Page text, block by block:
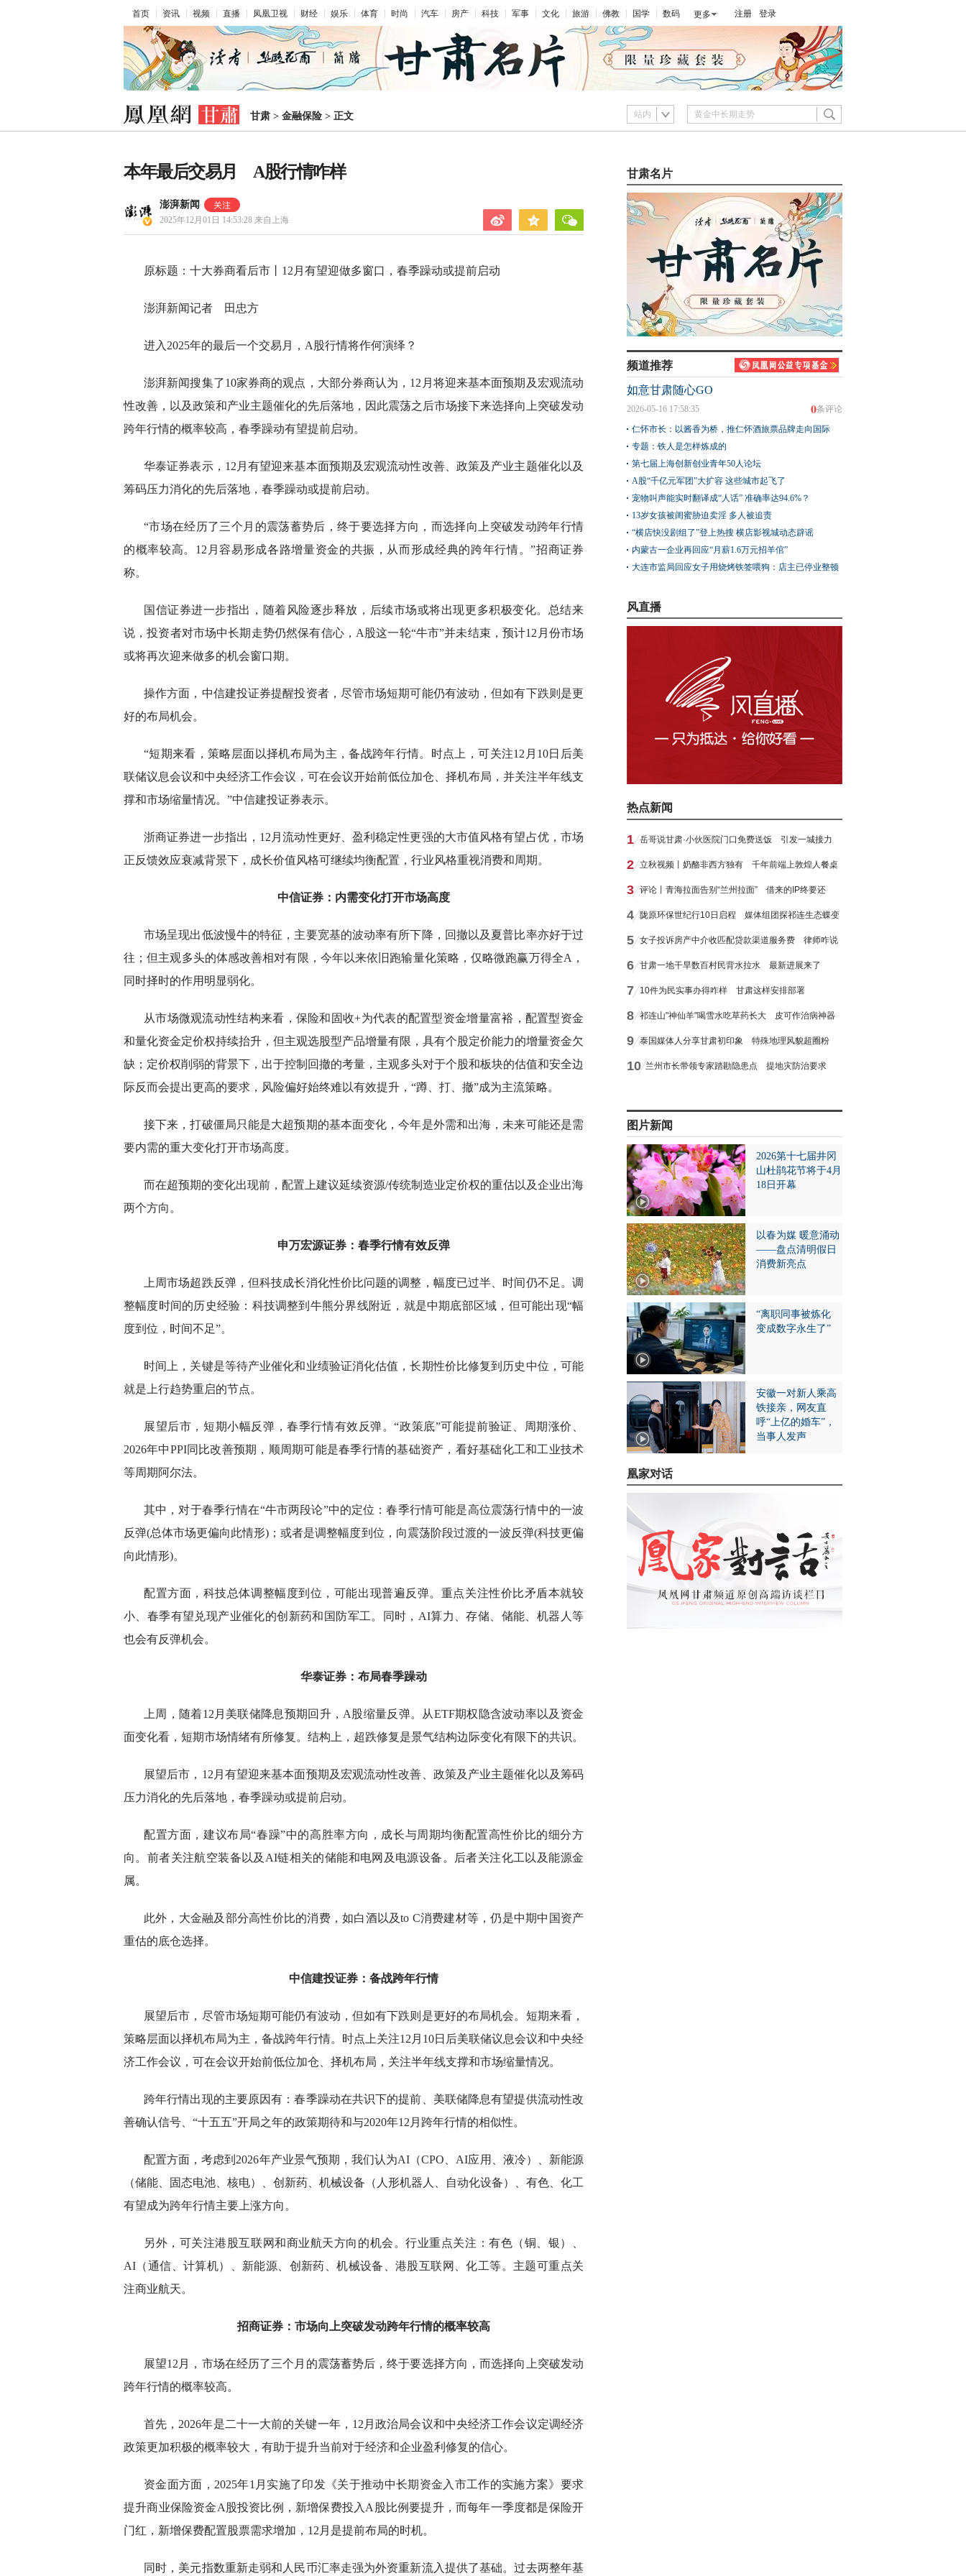
首页 资讯 视频 直播 凤凰卫视 财经 娱乐 体育 时尚 汽车 房产 科技 军事 文化 旅游 佛教 国学 数码 更多 注册 登录
甘肃 > 金融保险 > 正文 站内
本年最后交易月 A股行情咋样
澎湃新闻
2025年12月01日 14:53:28 来自上海
原标题：十大券商看后市丨12月有望迎做多窗口，春季躁动或提前启动
澎湃新闻记者 田忠方
进入2025年的最后一个交易月，A股行情将作何演绎？
澎湃新闻搜集了10家券商的观点，大部分券商认为，12月将迎来基本面预期及宏观流动
性改善，以及政策和产业主题催化的先后落地，因此震荡之后市场接下来选择向上突破发动
跨年行情的概率较高，春季躁动有望提前启动。
华泰证券表示，12月有望迎来基本面预期及宏观流动性改善、政策及产业主题催化以及
筹码压力消化的先后落地，春季躁动或提前启动。
“市场在经历了三个月的震荡蓄势后，终于要选择方向，而选择向上突破发动跨年行情
的概率较高。12月容易形成各路增量资金的共振，从而形成经典的跨年行情。”招商证券
称。
国信证券进一步指出，随着风险逐步释放，后续市场或将出现更多积极变化。总结来
说，投资者对市场中长期走势仍然保有信心，A股这一轮“牛市”并未结束，预计12月份市场
或将再次迎来做多的机会窗口期。
操作方面，中信建投证券提醒投资者，尽管市场短期可能仍有波动，但如有下跌则是更
好的布局机会。
“短期来看，策略层面以择机布局为主，备战跨年行情。时点上，可关注12月10日后美
联储议息会议和中央经济工作会议，可在会议开始前低位加仓、择机布局，并关注半年线支
撑和市场缩量情况。”中信建投证券表示。
浙商证券进一步指出，12月流动性更好、盈利稳定性更强的大市值风格有望占优，市场
正反馈效应衰减背景下，成长价值风格可继续均衡配置，行业风格重视消费和周期。
中信证券：内需变化打开市场高度
市场呈现出低波慢牛的特征，主要宽基的波动率有所下降，回撤以及夏普比率亦好于过
往；但主观多头的体感改善相对有限，今年以来依旧跑输量化策略，仅略微跑赢万得全A，
同时择时的作用明显弱化。
从市场微观流动性结构来看，保险和固收+为代表的配置型资金增量富裕，配置型资金
和量化资金定价权持续抬升，但主观选股型产品增量有限，具有个股定价能力的增量资金欠
缺；定价权削弱的背景下，出于控制回撤的考量，主观多头对于个股和板块的估值和安全边
际反而会提出更高的要求，风险偏好始终难以有效提升，“蹲、打、撤”成为主流策略。
接下来，打破僵局只能是大超预期的基本面变化，今年是外需和出海，未来可能还是需
要内需的重大变化打开市场高度。
而在超预期的变化出现前，配置上建议延续资源/传统制造业定价权的重估以及企业出海
两个方向。
申万宏源证券： 春季行情有效反弹
上周市场超跌反弹，但科技成长消化性价比问题的调整，幅度已过半、时间仍不足。调
整幅度时间的历史经验：科技调整到牛熊分界线附近，就是中期底部区域，但可能出现“幅
度到位，时间不足”。
时间上，关键是等待产业催化和业绩验证消化估值，长期性价比修复到历史中位，可能
就是上行趋势重启的节点。
展望后市，短期小幅反弹，春季行情有效反弹。“政策底”可能提前验证、周期涨价、
2026年中PPI同比改善预期，顺周期可能是春季行情的基础资产，看好基础化工和工业技术
等周期阿尔法。
其中，对于春季行情在“牛市两段论”中的定位：春季行情可能是高位震荡行情中的一波
反弹(总体市场更偏向此情形)；或者是调整幅度到位，向震荡阶段过渡的一波反弹(科技更偏
向此情形)。
配置方面，科技总体调整幅度到位，可能出现普遍反弹。重点关注性价比矛盾本就较
小、春季有望兑现产业催化的创新药和国防军工。同时，AI算力、存储、储能、机器人等
也会有反弹机会。
华泰证券：布局春季躁动
上周，随着12月美联储降息预期回升，A股缩量反弹。从ETF期权隐含波动率以及资金
面变化看，短期市场情绪有所修复。结构上，超跌修复是景气结构边际变化有限下的共识。
展望后市，12月有望迎来基本面预期及宏观流动性改善、政策及产业主题催化以及筹码
压力消化的先后落地，春季躁动或提前启动。
配置方面，建议布局“春躁”中的高胜率方向，成长与周期均衡配置高性价比的细分方
向。前者关注航空装备以及AI链相关的储能和电网及电源设备。后者关注化工以及能源金
属。
此外，大金融及部分高性价比的消费，如白酒以及to C消费建材等，仍是中期中国资产
重估的底仓选择。
中信建投证券 ：备战跨年行情
展望后市，尽管市场短期可能仍有波动，但如有下跌则是更好的布局机会。短期来看，
策略层面以择机布局为主，备战跨年行情。时点上关注12月10日后美联储议息会议和中央经
济工作会议，可在会议开始前低位加仓、择机布局，关注半年线支撑和市场缩量情况。
跨年行情出现的主要原因有：春季躁动在共识下的提前、美联储降息有望提供流动性改
善确认信号、“十五五”开局之年的政策期待和与2020年12月跨年行情的相似性。
配置方面，考虑到2026年产业景气预期，我们认为AI（CPO、AI应用、液冷）、新能源
（储能、固态电池、核电）、创新药、机械设备（人形机器人、自动化设备）、有色、化工
有望成为跨年行情主要上涨方向。
另外，可关注港股互联网和商业航天方向的机会。行业重点关注：有色（铜、银）、
AI（通信、计算机）、新能源、创新药、机械设备、港股互联网、化工等。主题可重点关
注商业航天。
招商证券：市场向上突破发动跨年行情的概率较高
展望12月，市场在经历了三个月的震荡蓄势后，终于要选择方向，而选择向上突破发动
跨年行情的概率较高。
首先，2026年是二十一大前的关键一年，12月政治局会议和中央经济工作会议定调经济
政策更加积极的概率较大，有助于提升当前对于经济和企业盈利修复的信心。
资金面方面，2025年1月实施了印发《关于推动中长期资金入市工作的实施方案》要求
提升商业保险资金A股投资比例，新增保费投入A股比例要提升，而每年一季度都是保险开
门红，新增保费配置股票需求增加，12月是提前布局的时机。
同时，美元指数重新走弱和人民币汇率走强为外资重新流入提供了基础。过去两整年基
甘肃名片
频道推荐
如意甘肃随心GO
0条评论
2026-05-16 17:58:35
仁怀市长：以酱香为桥，推仁怀酒旅票品牌走向国际
专题：铁人是怎样炼成的
第七届上海创新创业青年50人论坛
A股“千亿元军团”大扩容 这些城市起飞了
宠物叫声能实时翻译成“人话” 准确率达94.6%？
13岁女孩被闺蜜胁迫卖淫 多人被追责
“横店快没剧组了”登上热搜 横店影视城动态辟谣
内蒙古一企业再回应“月薪1.6万元招羊倌”
大连市监局回应女子用烧烤铁签喂狗：店主已停业整顿
风直播
热点新闻
1 岳哥说甘肃·小伙医院门口免费送饭 引发一城接力
2 立秋视频丨奶酪非西方独有 千年前端上敦煌人餐桌
3 评论丨青海拉面告别“兰州拉面” 借来的IP终要还
4 陇原环保世纪行10日启程 媒体组团探祁连生态蝶变
5 女子投诉房产中介收匹配贷款渠道服务费 律师咋说
6 甘肃一地干旱数百村民背水拉水 最新进展来了
7 10件为民实事办得咋样 甘肃这样安排部署
8 祁连山"神仙羊"喝雪水吃草药长大 皮可作治病神器
9 泰国媒体人分享甘肃初印象 特殊地理风貌超圈粉
10 兰州市长带领专家踏勘隐患点 提地灾防治要求
图片新闻
2026第十七届井冈
山杜鹃花节将于4月
18日开幕
以春为媒 暖意涌动
——盘点清明假日
消费新亮点
“离职同事被炼化
变成数字永生了”
安徽一对新人乘高
铁接亲，网友直
呼“上亿的婚车”，
当事人发声
凰家对话